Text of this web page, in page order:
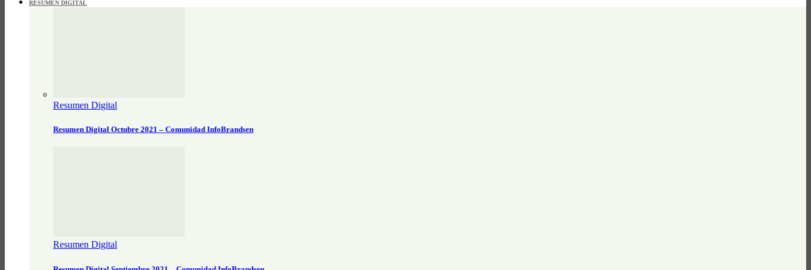
RESUMEN DIGITAL
Resumen Digital
Resumen Digital Octubre 2021 – Comunidad InfoBrandsen
Resumen Digital